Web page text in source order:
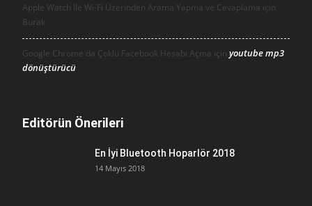
Apple Watch İle Wi-Fi Üzerinden Arama Yapma ve Cevaplama için
Burak
Google Chrome da Çoklu Facebook Hesabı Açma için youtube mp3
dönüştürücü
Editörün Önerileri
En İyi Bluetooth Hoparlör 2018
14 Mayıs 2018